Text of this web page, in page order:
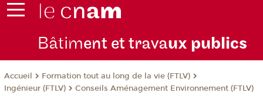
Bâtiment et travaux publics
Accueil
Formation tout au long de la vie (FTLV)
Ingénieur (FTLV)
Conseils Aménagement Environnement (FTLV)